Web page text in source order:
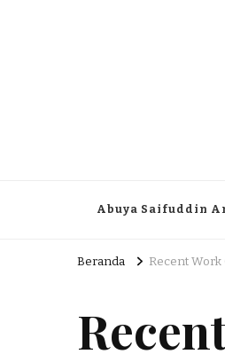
Abuya Saifuddin
Beranda Recent Work